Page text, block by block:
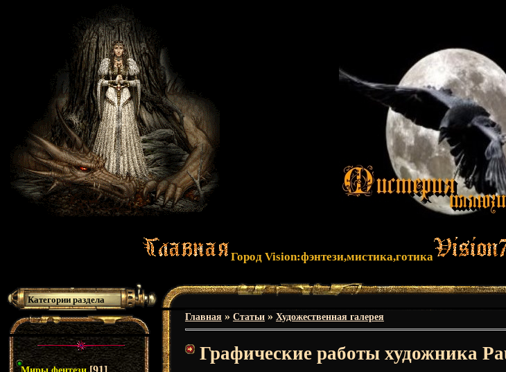
Город Vision:фэнтези,мистика,готика
Категории раздела
[91]
Главная » Статьи » Художественная галерея
Графические работы художника